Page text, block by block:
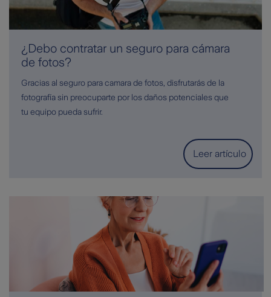
¿Debo contratar un seguro para cámara
de fotos?
Gracias al seguro para camara de fotos, disfrutarás de la
fotografía sin preocuparte por los daños potenciales que
tu equipo pueda sufrir.
Leer artículo